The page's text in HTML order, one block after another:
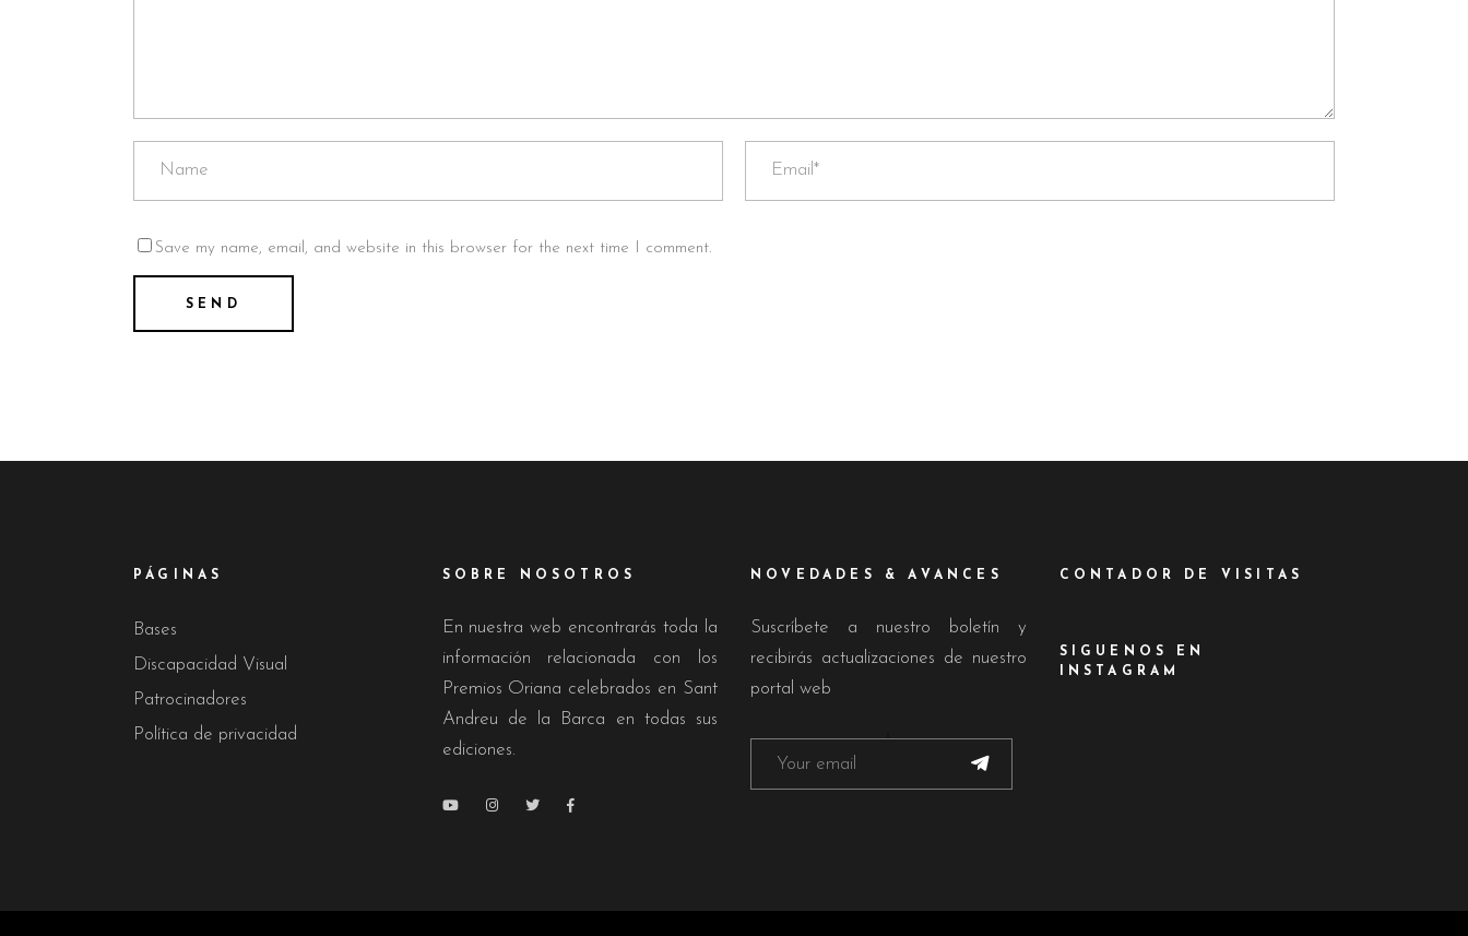
Save my name, email, and website in this browser for the next time I comment.
PÁGINAS
Bases
Discapacidad Visual
Patrocinadores
Política de privacidad
SOBRE NOSOTROS
En nuestra web encontrarás toda la
información relacionada con los
Premios Oriana celebrados en Sant
Andreu de la Barca en todas sus
ediciones.
NOVEDADES & AVANCES
Suscríbete a nuestro boletín y
recibirás actualizaciones de nuestro
portal web
CONTADOR DE VISITAS
SIGUENOS EN
INSTAGRAM